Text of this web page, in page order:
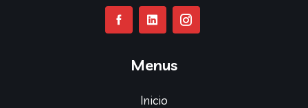
Menus
Inicio